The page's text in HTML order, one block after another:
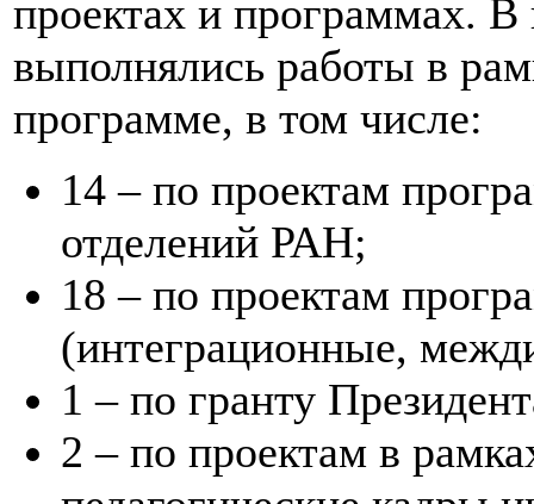
проектах и программах.
выполнялись работы в
программе, в том числе:
14 – по проектам
отделений РАН;
18 – по проектам
(интеграционные,
1 – по гранту
2 – по проектам в